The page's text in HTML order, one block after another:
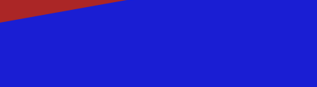
compose de quatre grandes chambres et d’une